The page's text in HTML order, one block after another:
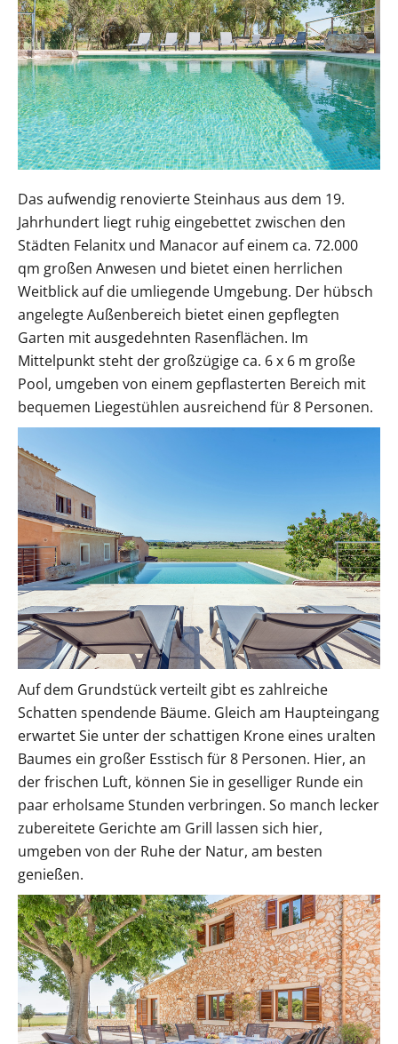
Das aufwendig renovierte Steinhaus aus dem 19.
Jahrhundert liegt ruhig eingebettet zwischen den
Städten Felanitx und Manacor auf einem ca. 72.000
qm großen Anwesen und bietet einen herrlichen
Weitblick auf die umliegende Umgebung. Der hübsch
angelegte Außenbereich bietet einen gepflegten
Garten mit ausgedehnten Rasenflächen. Im
Mittelpunkt steht der großzügige ca. 6 x 6 m große
Pool, umgeben von einem gepflasterten Bereich mit
bequemen Liegestühlen ausreichend für 8 Personen.
Auf dem Grundstück verteilt gibt es zahlreiche
Schatten spendende Bäume. Gleich am Haupteingang
erwartet Sie unter der schattigen Krone eines uralten
Baumes ein großer Esstisch für 8 Personen. Hier, an
der frischen Luft, können Sie in geselliger Runde ein
paar erholsame Stunden verbringen. So manch lecker
zubereitete Gerichte am Grill lassen sich hier,
umgeben von der Ruhe der Natur, am besten
genießen.